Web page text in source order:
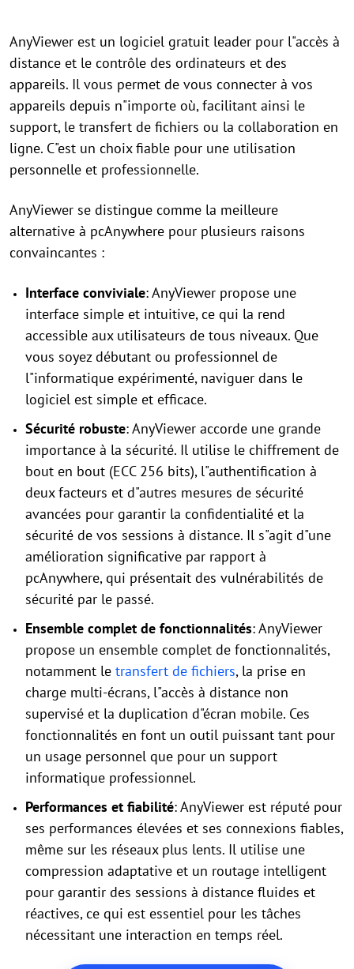
AnyViewer est un logiciel gratuit leader pour l"accès à
distance et le contrôle des ordinateurs et des
appareils. Il vous permet de vous connecter à vos
appareils depuis n"importe où, facilitant ainsi le
support, le transfert de fichiers ou la collaboration en
ligne. C"est un choix fiable pour une utilisation
personnelle et professionnelle.
AnyViewer se distingue comme la meilleure
alternative à pcAnywhere pour plusieurs raisons
convaincantes :
Interface conviviale: AnyViewer propose une
interface simple et intuitive, ce qui la rend
accessible aux utilisateurs de tous niveaux. Que
vous soyez débutant ou professionnel de
l"informatique expérimenté, naviguer dans le
logiciel est simple et efficace.
Sécurité robuste: AnyViewer accorde une grande
importance à la sécurité. Il utilise le chiffrement de
bout en bout (ECC 256 bits), l"authentification à
deux facteurs et d"autres mesures de sécurité
avancées pour garantir la confidentialité et la
sécurité de vos sessions à distance. Il s"agit d"une
amélioration significative par rapport à
pcAnywhere, qui présentait des vulnérabilités de
sécurité par le passé.
Ensemble complet de fonctionnalités: AnyViewer
propose un ensemble complet de fonctionnalités,
notamment le transfert de fichiers, la prise en
charge multi-écrans, l"accès à distance non
supervisé et la duplication d"écran mobile. Ces
fonctionnalités en font un outil puissant tant pour
un usage personnel que pour un support
informatique professionnel.
Performances et fiabilité: AnyViewer est réputé pour
ses performances élevées et ses connexions fiables,
même sur les réseaux plus lents. Il utilise une
compression adaptative et un routage intelligent
pour garantir des sessions à distance fluides et
réactives, ce qui est essentiel pour les tâches
nécessitant une interaction en temps réel.